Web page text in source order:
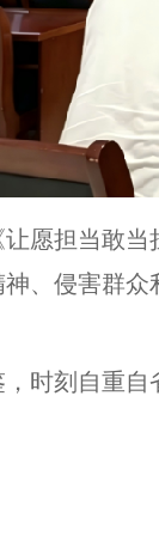
愿担当敢
、侵害群
时刻自重